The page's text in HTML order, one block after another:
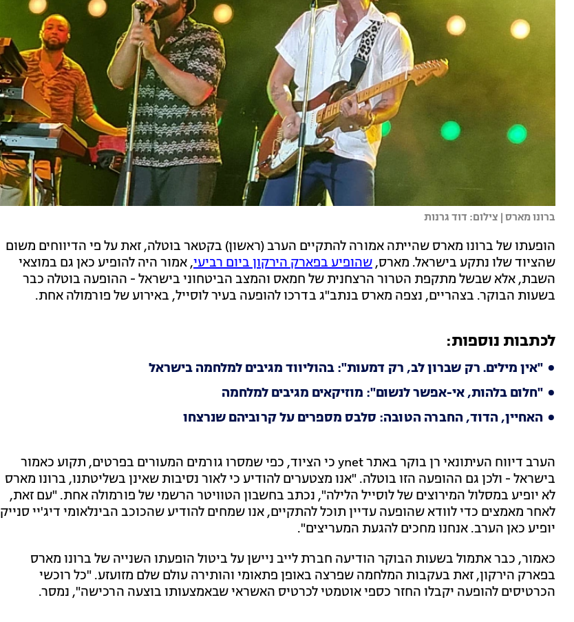
ברונו מארס | צילום: דוד גרנות
הופעתו של ברונו מארס שהייתה אמורה להתקיים הערב (ראשון) בקטאר בוטלה, זאת על פי הדיווחים משום
שהציוד שלו נתקע בישראל. מארס,שהופיע בפארק הירקון ביום רביעי, אמור היה להופיע כאן גם במוצאי
השבת, אלא שבשל מתקפת הטרור הרצחנית של חמאס והמצב הביטחוני בישראל - ההופעה בוטלה כבר
בשעות הבוקר. בצהריים, נצפה מארס בנתב"ג בדרכו להופעה בעיר לוסייל, באירוע של פורמולה אחת.
לכתבות נוספות:
"אין מילים. רק שברון לב, רק דמעות": בהוליווד מגיבים למלחמה בישראל
"חלום בלהות, אי-אפשר לנשום": מוזיקאים מגיבים למלחמה
האחיין, הדוד, החברה הטובה: סלבס מספרים על קרוביהם שנרצחו
הערב דיווח העיתונאי רן בוקר באתר ynet כי הציוד, כפי שמסרו גורמים המעורים בפרטים, תקוע כאמור
בישראל - ולכן גם ההופעה הזו בוטלה. "אנו מצטערים להודיע כי לאור נסיבות שאינן בשליטתנו, ברונו מארס
לא יופיע במסלול המירוצים של לוסייל הלילה", נכתב בחשבון הטוויטר הרשמי של פורמולה אחת. "עם זאת,
לאחר מאמצים כדי לוודא שהופעה עדיין תוכל להתקיים, אנו שמחים להודיע שהכוכב הבינלאומי דיג'יי סנייק
יופיע כאן הערב. אנחנו מחכים להגעת המעריצים".
כאמור, כבר אתמול בשעות הבוקר הודיעה חברת לייב ניישן על ביטול הופעתו השנייה של ברונו מארס
בפארק הירקון, זאת בעקבות המלחמה שפרצה באופן פתאומי והותירה עולם שלם מזועזע. "כל רוכשי
הכרטיסים להופעה יקבלו החזר כספי אוטמטי לכרטיס האשראי שבאמצעותו בוצעה הרכישה", נמסר.